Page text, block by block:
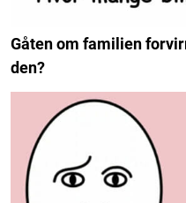
Gåten om familien
den?